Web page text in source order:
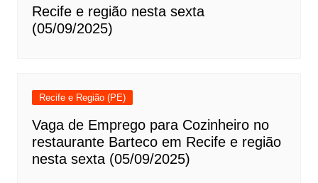
Recife e região nesta sexta
(05/09/2025)
Recife e Região (PE)
Vaga de Emprego para Cozinheiro no
restaurante Barteco em Recife e região
nesta sexta (05/09/2025)